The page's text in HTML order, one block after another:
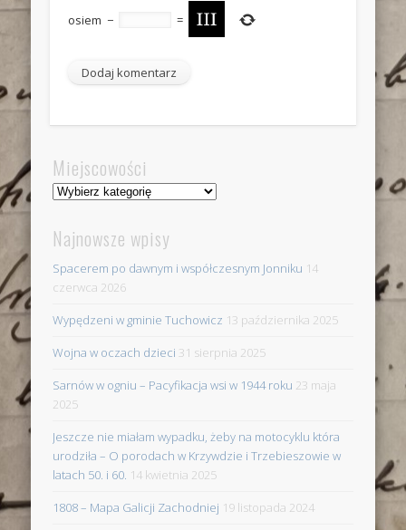
osiem − =
Miejscowości
Miejscowości
Najnowsze wpisy
Spacerem po dawnym i współczesnym Jonniku 14
czerwca 2026
Wypędzeni w gminie Tuchowicz 13 października 2025
Wojna w oczach dzieci 31 sierpnia 2025
Sarnów w ogniu – Pacyfikacja wsi w 1944 roku 23 maja
2025
Jeszcze nie miałam wypadku, żeby na motocyklu która
urodziła – O porodach w Krzywdzie i Trzebieszowie w
latach 50. i 60. 14 kwietnia 2025
1808 – Mapa Galicji Zachodniej 19 listopada 2024